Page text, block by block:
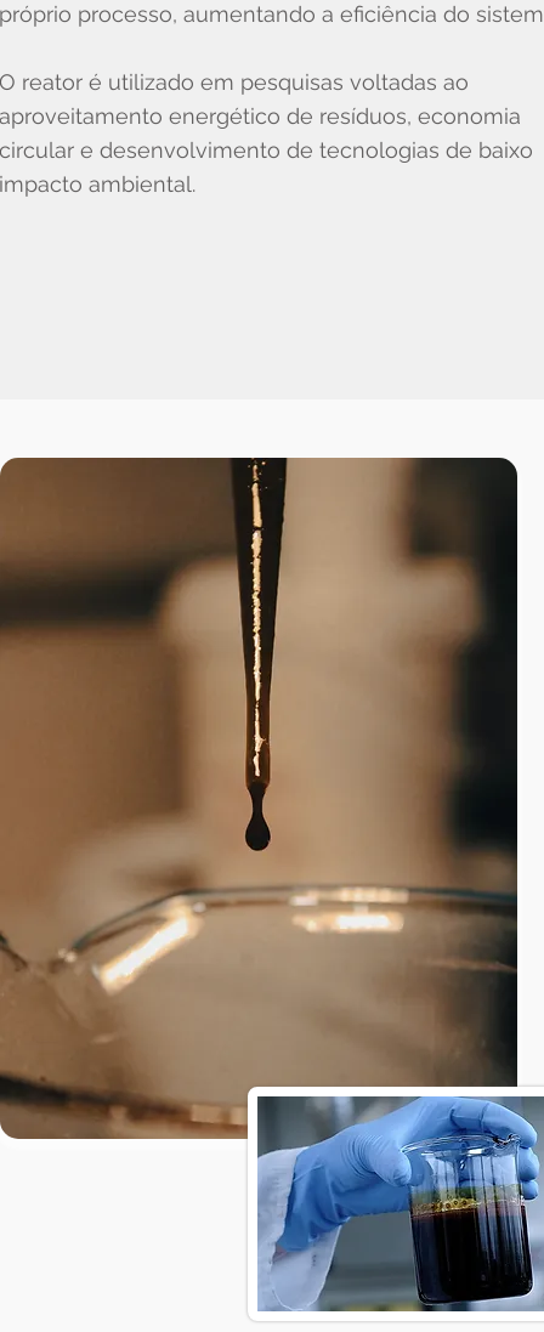
próprio processo, aumentando a eficiência do
O reator é utilizado em pesquisas voltadas ao
aproveitamento energético de resíduos, economia
circular e desenvolvimento de tecnologias de baixo
impacto ambiental.